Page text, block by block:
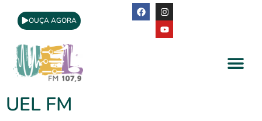
OUÇA AGORA
UEL FM